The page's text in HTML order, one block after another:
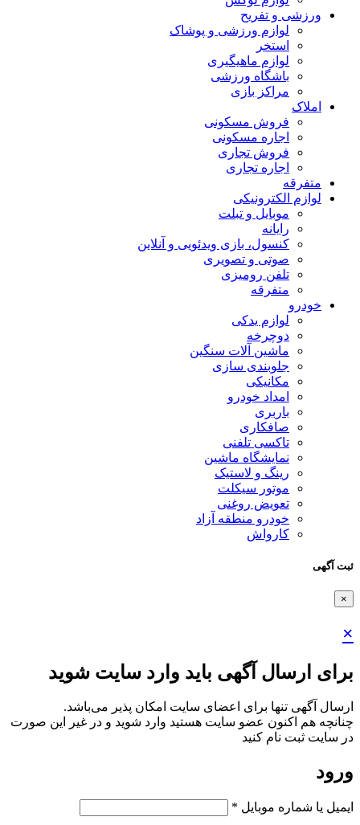
ورزشی و تفریح
لوازم ورزشی و پوشاک
استخر
لوازم ماهیگیری
باشگاه ورزشی
مراکز بازی
املاک
فروش مسکونی
اجاره مسکونی
فروش تجاری
اجاره تجاری
متفرقه
لوازم الکترونیکی
موبایل و تبلت
رایانه
کنسول، بازی‌ ویدئویی و آنلاین
صوتی و تصویری
تلفن رومیزی
متفرقه
خودرو
لوازم یدکی
دوچرخه
ماشین آلات سنگین
جلوبندی سازی
مکانیکی
امداد خودرو
باربری
صافکاری
تاکسی تلفنی
نمایشگاه ماشین
رینگ و لاستیک
موتور سیکلت
تعویض روغنی
خودرو منطقه آزاد
کارواش
ثبت آگهی
×
×
برای ارسال آگهی باید وارد سایت شوید
ارسال آگهی تنها برای اعضای سایت امکان پذیر می‌باشد.
چنانچه هم‌ اکنون عضو سایت هستید وارد شوید و در غیر این صورت
در سایت ثبت نام کنید
ورود
ایمیل یا شماره موبایل *